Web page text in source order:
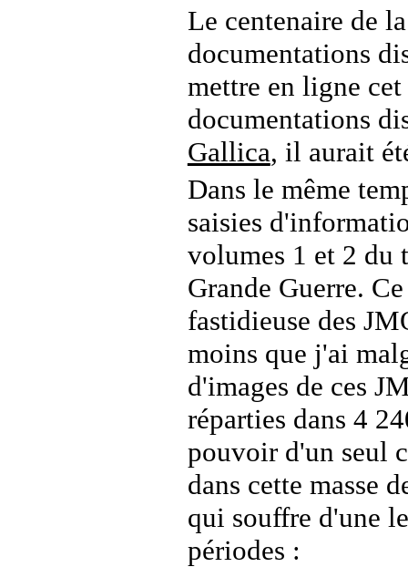
Le centenaire de
documentations
mettre en ligne
documentations
Gallica, il aurait
Dans le même
saisies
volumes 1 et 2 du
Grande Guerre.
fastidieuse des
moins que j'ai
d'images de ces
réparties dans 4
pouvoir d'un seul
dans cette masse
qui souffre d'une
périodes :